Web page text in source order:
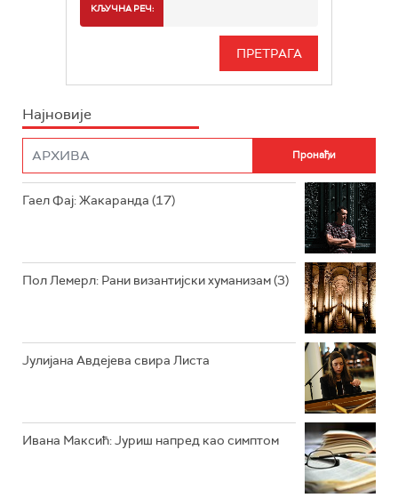
РАДИО БЕОГРАД 3
РАДИО РОКЕНРОЛЕР
РАДИО ЏЕЗЕР
ИНФО
КЉУЧНА РЕЧ:
Најновије
Гаел Фај: Жакаранда (17)
Пол Лемерл: Рани византијски хуманизам (3)
Јулијана Авдејева свира Листа
Ивана Максић: Јуриш напред као симптом